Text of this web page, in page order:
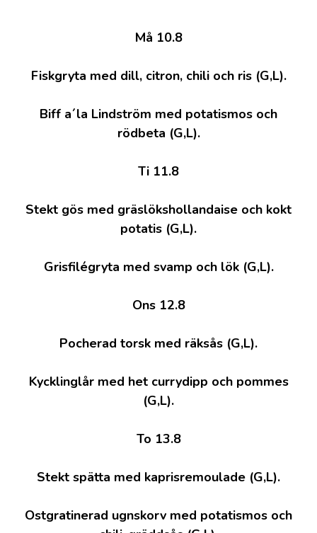
Må 10.8
Fiskgryta med dill, citron, chili och ris (G,L).
Biff a´la Lindström med potatismos och
rödbeta (G,L).
Ti 11.8
Stekt gös med gräslökshollandaise och kokt
potatis (G,L).
Grisfilégryta med svamp och lök (G,L).
Ons 12.8
Pocherad torsk med räksås (G,L).
Kycklinglår med het currydipp och pommes
(G,L).
To 13.8
Stekt spätta med kaprisremoulade (G,L).
Ostgratinerad ugnskorv med potatismos och